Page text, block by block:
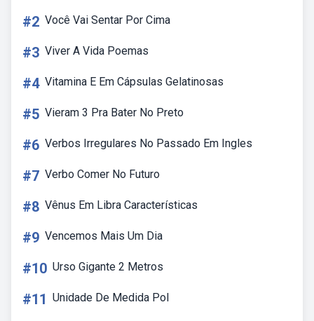
#2 Você Vai Sentar Por Cima
#3 Viver A Vida Poemas
#4 Vitamina E Em Cápsulas Gelatinosas
#5 Vieram 3 Pra Bater No Preto
#6 Verbos Irregulares No Passado Em Ingles
#7 Verbo Comer No Futuro
#8 Vênus Em Libra Características
#9 Vencemos Mais Um Dia
#10 Urso Gigante 2 Metros
#11 Unidade De Medida Pol